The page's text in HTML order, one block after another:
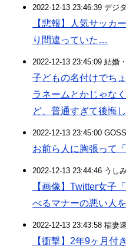
2022-12-13 23:46:39 デジ
【悲報】人気サッカ
り間違っていた…
2022-12-13 23:45:09 結婚
子どもの名付けでち
ラネームとかじゃな
ど、普通すぎて後悔
2022-12-13 23:45:00
お前ら人に胸張って
2022-12-13 23:44:46 うし
【画像】Twitter女子
べるマナーの悪い人
2022-12-13 23:43:58 稲妻
【衝撃】2年9ヶ月付